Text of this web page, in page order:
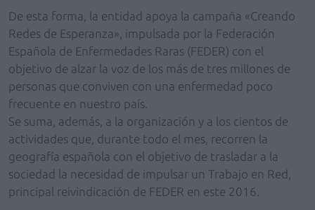
De esta forma, la entidad apoya la campaña «Creando
Redes de Esperanza», impulsada por la Federación
Española de Enfermedades Raras (FEDER) con el
objetivo de alzar la voz de los más de tres millones de
personas que conviven con una enfermedad poco
frecuente en nuestro país.
Se suma, además, a la organización y a los cientos de
actividades que, durante todo el mes, recorren la
geografía española con el objetivo de trasladar a la
sociedad la necesidad de impulsar un Trabajo en Red,
principal reivindicación de FEDER en este 2016.